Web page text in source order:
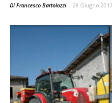
Di Francesco Bartolozzi - 28 Giugno 2017